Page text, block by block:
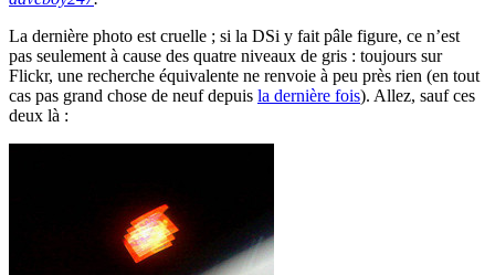
La dernière photo est cruelle ; si la DSi y fait pâle figure, ce n’est
pas seulement à cause des quatre niveaux de gris : toujours sur
Flickr, une recherche équivalente ne renvoie à peu près rien (en tout
cas pas grand chose de neuf depuis la dernière fois). Allez, sauf ces
deux là :